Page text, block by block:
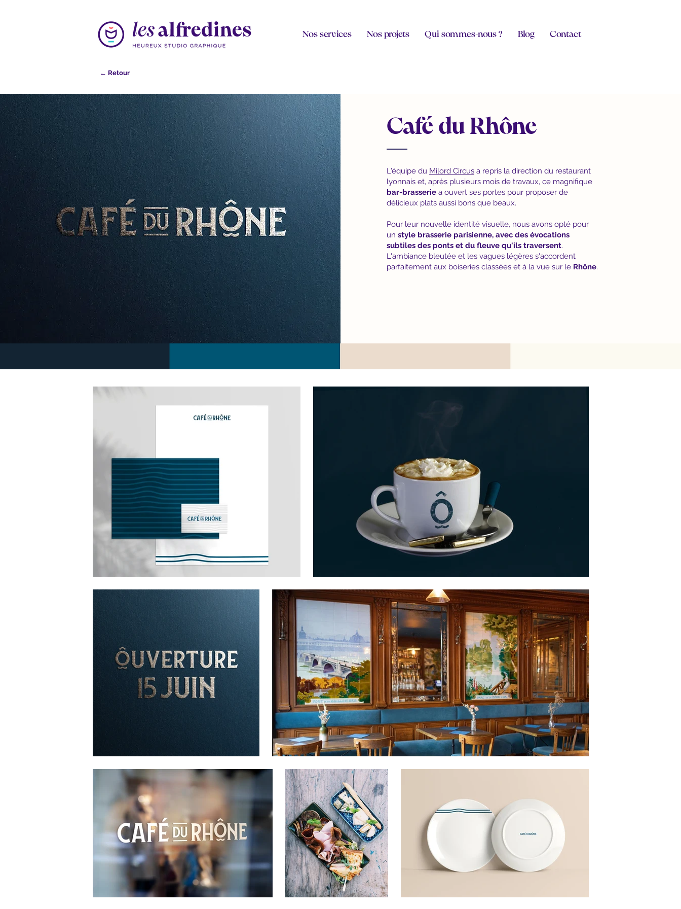
Nos services Nos projets Qui sommes-nous ? Blog Contact
← Retour
Café du Rhône
L'équipe du Milord Circus a repris la direction du restaurant
lyonnais et, après plusieurs mois de travaux, ce magnifique
bar-brasserie a ouvert ses portes pour proposer de
délicieux plats aussi bons que beaux.
Pour leur nouvelle identité visuelle, nous avons opté pour
un style brasserie parisienne, avec des évocations
subtiles des ponts et du fleuve qu'ils traversent.
L'ambiance bleutée et les vagues légères s'accordent
parfaitement aux boiseries classées et à la vue sur le Rhône.